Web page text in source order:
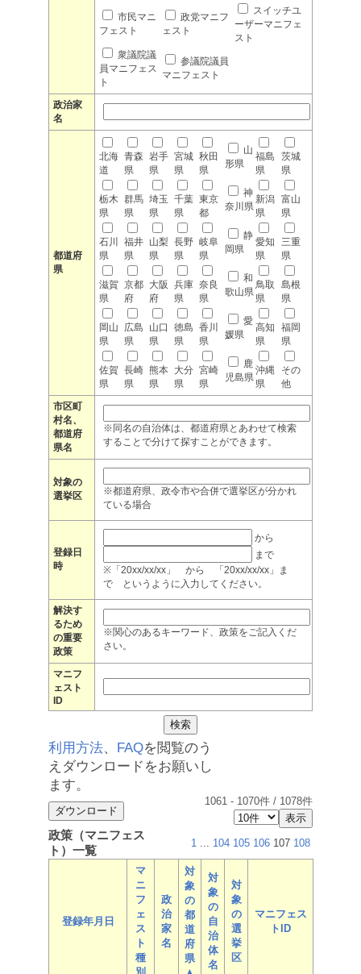
市民マニ
フェスト
政党マニフ
ェスト
スイッチユ
ーザーマニフェ
スト
衆議院議
員マニフェス
ト
参議院議員
マニフェスト
政治家
名
都道府
県
北海
道
青森
県
岩手
県
宮城
県
秋田
県
山
形県
福島
県
茨城
県
栃木
県
群馬
県
埼玉
県
千葉
県
東京
都
神
奈川県
新潟
県
富山
県
石川
県
福井
県
山梨
県
長野
県
岐阜
県
静
岡県
愛知
県
三重
県
滋賀
県
京都
府
大阪
府
兵庫
県
奈良
県
和
歌山県
鳥取
県
島根
県
岡山
県
広島
県
山口
県
徳島
県
香川
県
愛
媛県
高知
県
福岡
県
佐賀
県
長崎
県
熊本
県
大分
県
宮崎
県
鹿
児島県
沖縄
県
その
他
市区町
村名、
都道府
県名
※同名の自治体は、都道府県とあわせて検索
することで分けて探すことができます。
対象の
選挙区
※都道府県、政令市や合併で選挙区が分かれ
ている場合
登録日
時
から
まで
※「20xx/xx/xx」 から 「20xx/xx/xx」ま
で というように入力してください。
解決す
るため
の重要
政策
※関心のあるキーワード、政策をご記入くだ
さい。
マニフ
ェスト
ID
利用方法、 FAQを閲覧のう
えダウンロードをお願いし
ます。
1061 - 1070件 / 1078件
政策（マニフェス
ト）一覧
1 ... 104 105 106 107 108
登録年月日
マ
ニ
フ
ェ
ス
ト
種
政
治
家
名
対
象
の
都
道
府
県
対
象
の
自
治
体
名
対
象
の
選
挙
区
マニフェス
トID